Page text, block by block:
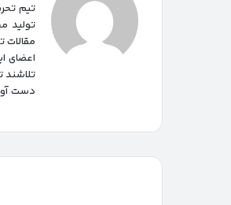
تیم
تولید
اعضای
تلاشند
دست